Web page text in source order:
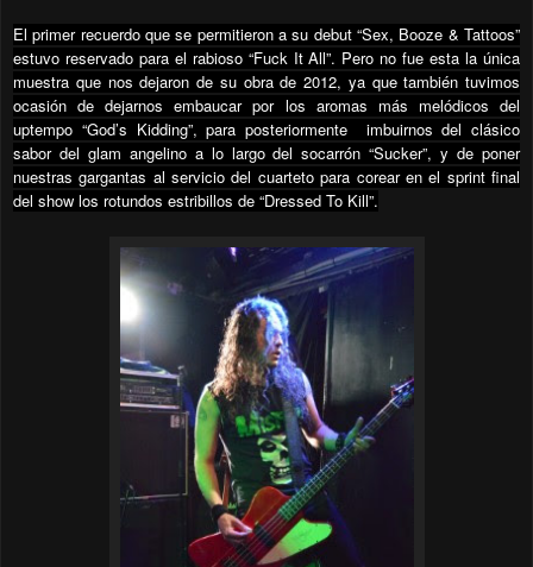
El primer recuerdo que se permitieron a su debut “Sex, Booze & Tattoos”
estuvo reservado para el rabioso “Fuck It All”. Pero no fue esta la única
muestra que nos dejaron de su obra de 2012, ya que también tuvimos
ocasión de dejarnos embaucar por los aromas más melódicos del
uptempo “God’s Kidding”, para posteriormente
imbuirnos del clásico
sabor del glam angelino a lo largo del socarrón “Sucker”, y de poner
nuestras gargantas al servicio del cuarteto para corear en el sprint final
del show los rotundos estribillos de “Dressed To Kill”.